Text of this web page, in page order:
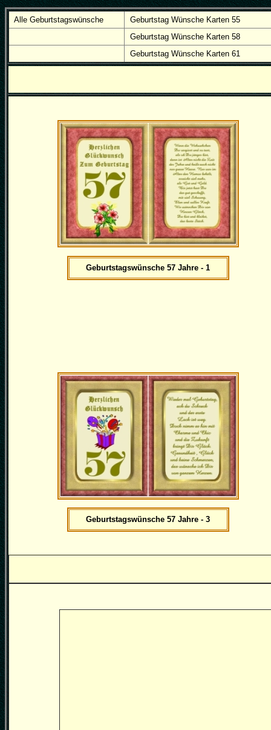
Alle Geburtstagswünsche
Geburtstag Wünsche Karten 55
Geburtstag Wünsche Karten 58
Geburtstag Wünsche Karten 61
Geburtstagswünsche 57 Jahre - 1
Geburtstagswünsche 57 Jahre - 3